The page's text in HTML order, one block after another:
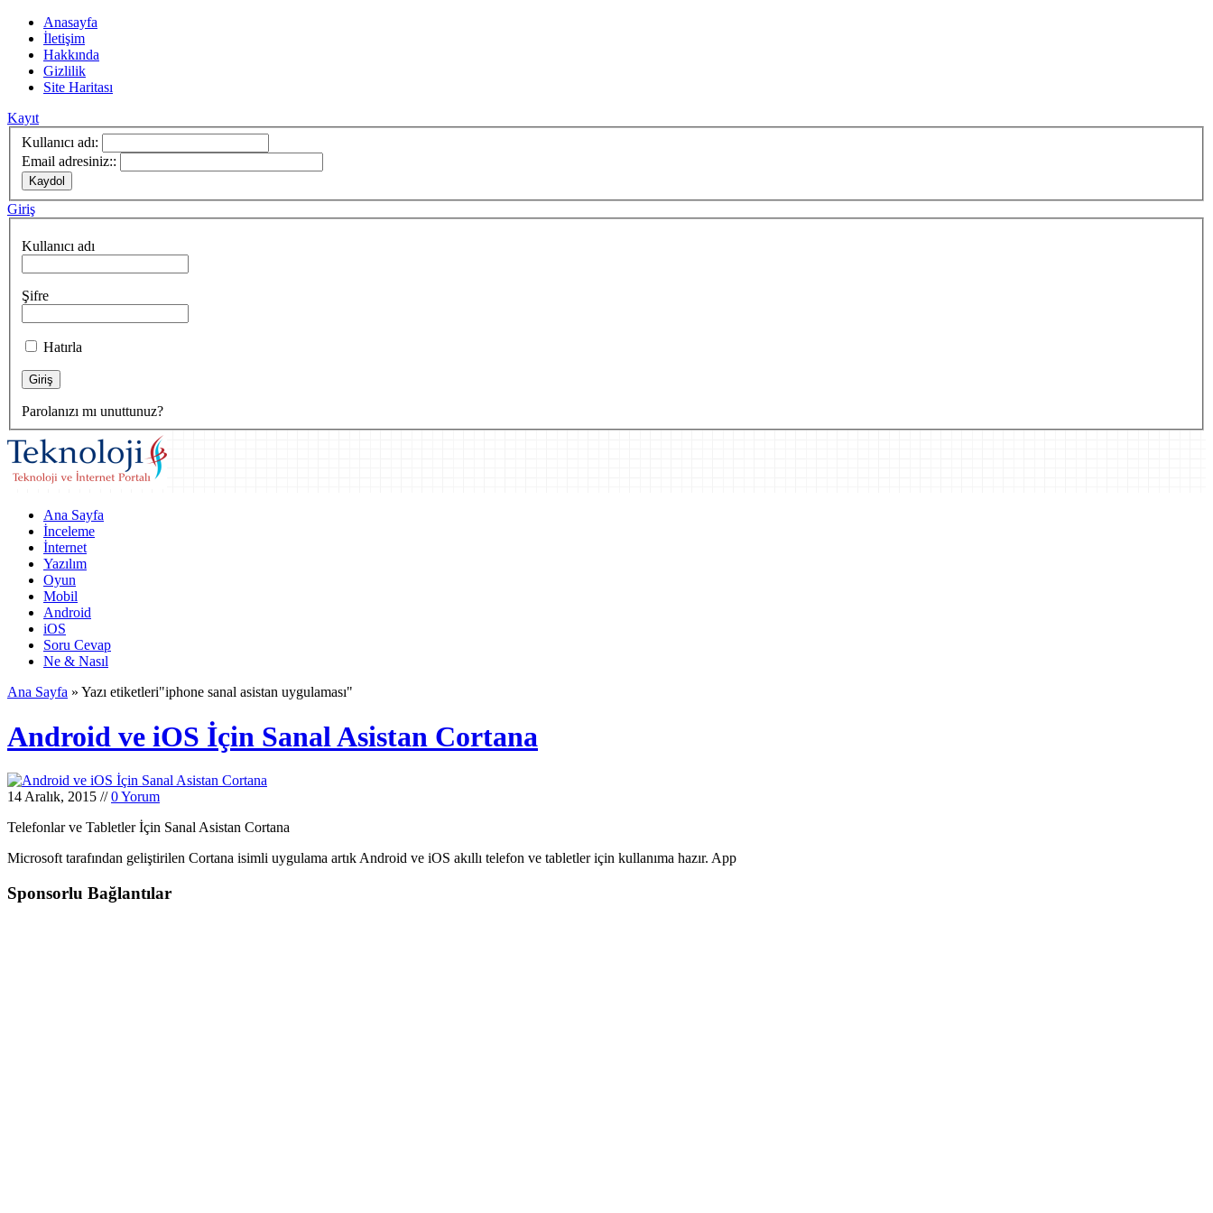
Anasayfa
İletişim
Hakkında
Gizlilik
Site Haritası
Kayıt
Kullanıcı adı:
Email adresiniz::
Giriş
Kullanıcı adı
Şifre
Hatırla
Parolanızı mı unuttunuz?
Ana Sayfa
İnceleme
İnternet
Yazılım
Oyun
Mobil
Android
iOS
Soru Cevap
Ne & Nasıl
Ana Sayfa » Yazı etiketleri"iphone sanal asistan uygulaması"
Android ve iOS İçin Sanal Asistan Cortana
14 Aralık, 2015 //0 Yorum
Telefonlar ve Tabletler İçin Sanal Asistan Cortana
Microsoft tarafından geliştirilen Cortana isimli uygulama artık Android ve iOS akıllı telefon ve tabletler için kullanıma hazır. App
Sponsorlu Bağlantılar